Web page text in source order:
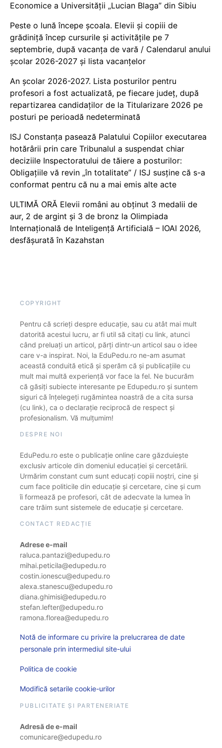
Economice a Universității „Lucian Blaga” din Sibiu
Peste o lună începe școala. Elevii și copiii de
grădiniță încep cursurile și activitățile pe 7
septembrie, după vacanța de vară / Calendarul anului
școlar 2026-2027 și lista vacanțelor
An școlar 2026-2027. Lista posturilor pentru
profesori a fost actualizată, pe fiecare județ, după
repartizarea candidaților de la Titularizare 2026 pe
posturi pe perioadă nedeterminată
ISJ Constanța pasează Palatului Copiilor executarea
hotărârii prin care Tribunalul a suspendat chiar
deciziile Inspectoratului de tăiere a posturilor:
Obligațiile vă revin „în totalitate” / ISJ susține că s-a
conformat pentru că nu a mai emis alte acte
ULTIMĂ ORĂ Elevii români au obținut 3 medalii de
aur, 2 de argint și 3 de bronz la Olimpiada
Internațională de Inteligență Artificială – IOAI 2026,
desfășurată în Kazahstan
COPYRIGHT
Pentru că scrieți despre educație, sau cu atât mai mult
datorită acestui lucru, ar fi util să citați cu link, atunci
când preluați un articol, părți dintr-un articol sau o idee
care v-a inspirat. Noi, la EduPedu.ro ne-am asumat
această conduită etică și sperăm că și publicațiile cu
mult mai multă experiență vor face la fel. Ne bucurăm
că găsiți subiecte interesante pe Edupedu.ro și suntem
siguri că înțelegeți rugămintea noastră de a cita sursa
(cu link), ca o declarație reciprocă de respect și
profesionalism. Vă mulțumim!
DESPRE NOI
EduPedu.ro este o publicație online care găzduiește
exclusiv articole din domeniul educației și cercetării.
Urmărim constant cum sunt educați copiii noștri, cine și
cum face politicile din educație și cercetare, cine și cum
îi formează pe profesori, cât de adecvate la lumea în
care trăim sunt sistemele de educație și cercetare.
CONTACT REDACȚIE
Adrese e-mail
raluca.pantazi@edupedu.ro
mihai.peticila@edupedu.ro
costin.ionescu@edupedu.ro
alexa.stanescu@edupedu.ro
diana.ghimisi@edupedu.ro
stefan.lefter@edupedu.ro
ramona.florea@edupedu.ro
Notă de informare cu privire la prelucrarea de date
personale prin intermediul site-ului
Politica de cookie
Modifică setarile cookie-urilor
PUBLICITATE ȘI PARTENERIATE
Adresă de e-mail
comunicare@edupedu.ro